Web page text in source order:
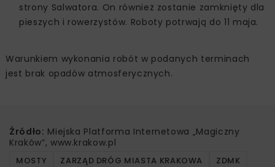
strony Salwatora. On również zostanie zamknięty dla
pieszych i rowerzystów. Roboty potrwają do 11 maja.
Warunkiem wykonania robót w podanych terminach
jest brak opadów atmosferycznych.
Źródło: Miejska Platforma Internetowa „Magiczny
Kraków”, www.krakow.pl
MOSTY ZARZĄD DRÓG MIASTA KRAKOWA ZDMK